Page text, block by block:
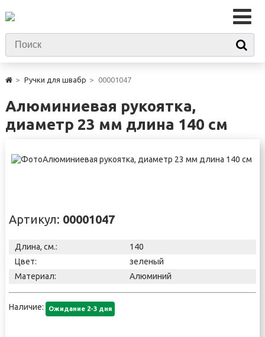
Ручки для швабр 00001047
Алюминиевая рукоятка,
диаметр 23 мм длина 140 см
Артикул: 00001047
Длина, см.:
140
Цвет:
зеленый
Материал:
Алюминий
Наличие: Ожидание 2-3 дня